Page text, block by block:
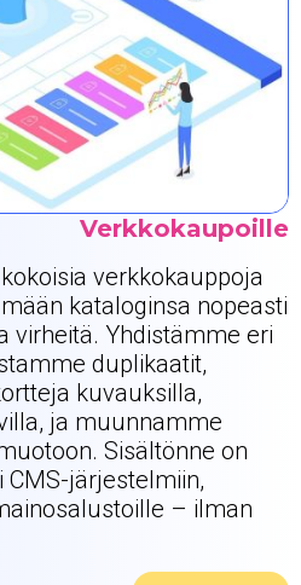
Verkkokaupoille
verkkokauppoja
kataloginsa nopeasti
virheitä. Yhdistämme eri
duplikaatit,
kuvauksilla,
ja muunnamme
Sisältönne on
järjestelmiin,
– ilman